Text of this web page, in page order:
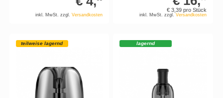
inkl. MwSt. zzgl.Versandkosten
€ 3, 39 pro Stück
inkl. MwSt. zzgl. Versandkosten
teilweise lagernd lagernd